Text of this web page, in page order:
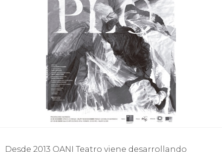
Desde 2013 OANI Teatro viene desarrollando